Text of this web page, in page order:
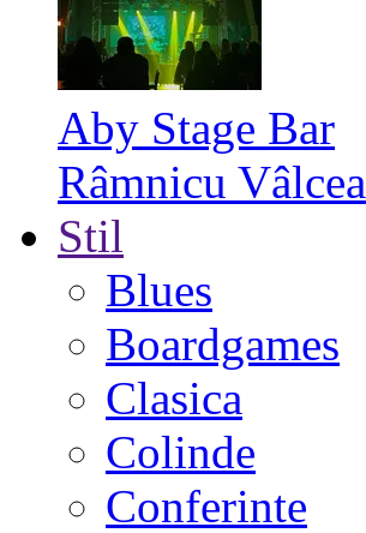
Aby Stage Bar
Râmnicu Vâlcea
Stil
Blues
Boardgames
Clasica
Colinde
Conferinte